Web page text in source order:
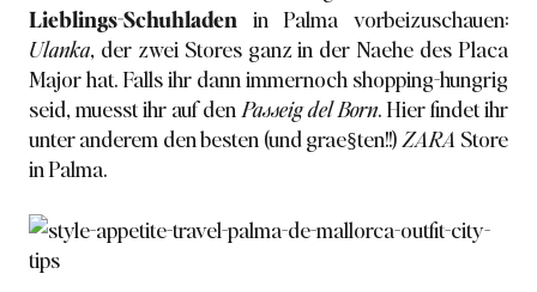
Lieblings-Schuhladen in Palma vorbeizuschauen:
Ulanka, der zwei Stores ganz in der Naehe des Placa
Major hat. Falls ihr dann immernoch shopping-hungrig
seid, muesst ihr auf den Passeig del Born. Hier findet ihr
unter anderem den besten (und grae§ten!!) ZARA Store
in Palma.